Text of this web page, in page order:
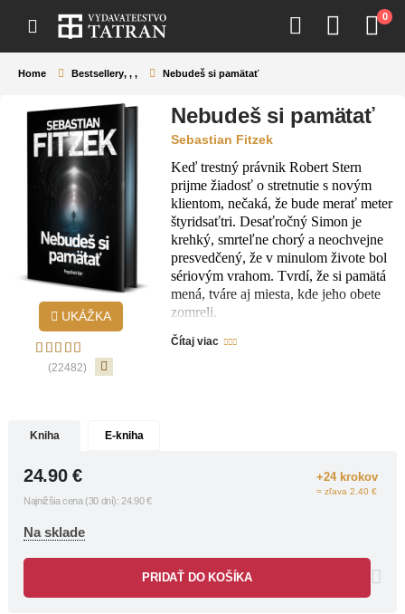
0
Home Bestsellery, , , Nebudeš si pamätať
UKÁŽKA
(22482)
Nebudeš si pamätať
Sebastian Fitzek
Keď trestný právnik Robert Stern
prijme žiadosť o stretnutie s novým
klientom, nečaká, že bude merať meter
štyridsaťtri. Desaťročný Simon je
krehký, smrteľne chorý a neochvejne
presvedčený, že v minulom živote bol
sériovým vrahom. Tvrdí, že si pamätá
mená, tváre aj miesta, kde jeho obete
zomreli.
tvrdenia. Keď v podzemí zničeného
Zatiaľ čo sa Stern prepadá do
bludiska, kde sa hranica medzi realitou,
spomienok.
Nebudeš si pamätaťje príbeh, ktorý
Čítaj viac
Kniha E-kniha
+24 krokov
= zľava 2.40 €
24.90 €
Najnižšia cena (30 dní): 24.90 €
Na sklade
PRIDAŤ DO KOŠÍKA